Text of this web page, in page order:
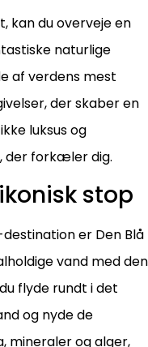
kan du overveje en
naturlige
af verdens mest
der skaber en
luksus og
der forkæler dig.
stop
er Den Blå
vand med den
flyde rundt i det
og nyde de
mineraler og alger,